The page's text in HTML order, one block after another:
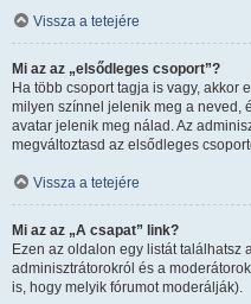
Vissza a tetejére
Mi az az „elsődleges csoport”?
Ha több csoport tagja is vagy, akkor
milyen színnel jelenik meg a neved,
avatar jelenik meg nálad. Az
megváltoztasd az elsődleges
Vissza a tetejére
Mi az az „A csapat” link?
Ezen az oldalon egy listát találhatsz
adminisztrátorokról és a
is, hogy melyik fórumot moderálják).